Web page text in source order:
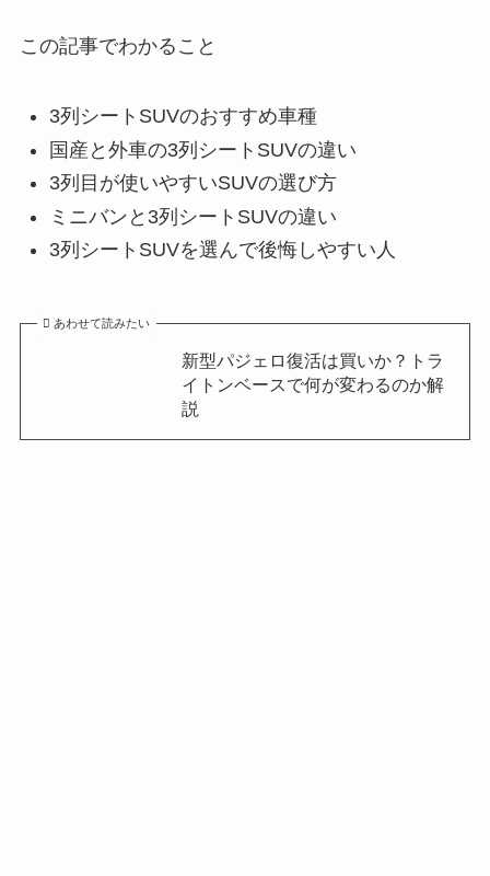
この記事でわかること
3列シートSUVのおすすめ車種
国産と外車の3列シートSUVの違い
3列目が使いやすいSUVの選び方
ミニバンと3列シートSUVの違い
3列シートSUVを選んで後悔しやすい人
あわせて読みたい
新型パジェロ復活は買いか？トラ
イトンベースで何が変わるのか解
説